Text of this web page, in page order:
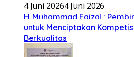
4 Juni 20264 Juni 2026
H. Muhammad Faizal :
untuk Menciptakan
Berkualitas